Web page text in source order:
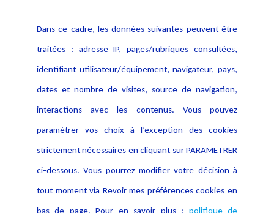
Dans ce cadre, les données suivantes peuvent être
traitées : adresse IP, pages/rubriques consultées,
identifiant utilisateur/équipement, navigateur, pays,
dates et nombre de visites, source de navigation,
interactions avec les contenus. Vous pouvez
paramétrer vos choix à l’exception des cookies
strictement nécessaires en cliquant sur PARAMETRER
ci-dessous. Vous pourrez modifier votre décision à
tout moment via Revoir mes préférences cookies en
bas de page. Pour en savoir plus : politique de